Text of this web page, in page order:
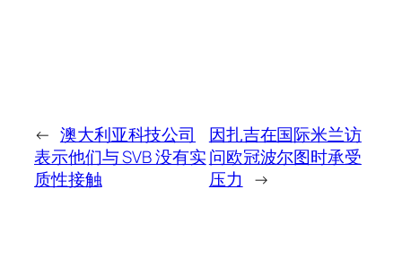
← 澳大利亚科技公司
表示他们与 SVB 没有实
质性接触
因扎吉在国际米兰访
问欧冠波尔图时承受
压力 →